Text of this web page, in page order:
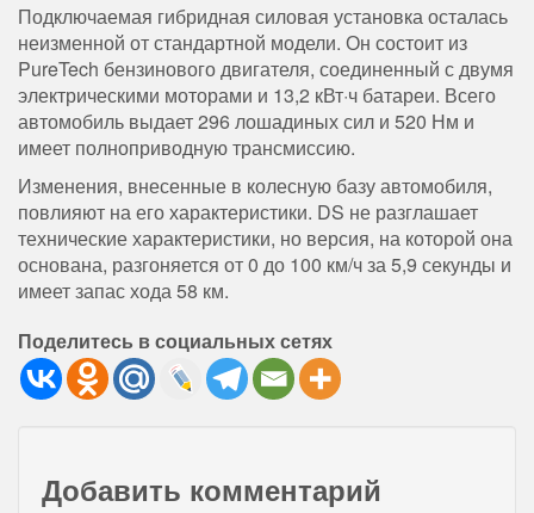
Подключаемая гибридная силовая установка осталась
неизменной от стандартной модели. Он состоит из
PureTech бензинового двигателя, соединенный с двумя
электрическими моторами и 13,2 кВт·ч батареи. Всего
автомобиль выдает 296 лошадиных сил и 520 Нм и
имеет полноприводную трансмиссию.
Изменения, внесенные в колесную базу автомобиля,
повлияют на его характеристики. DS не разглашает
технические характеристики, но версия, на которой она
основана, разгоняется от 0 до 100 км/ч за 5,9 секунды и
имеет запас хода 58 км.
Поделитесь в социальных сетях
Добавить комментарий